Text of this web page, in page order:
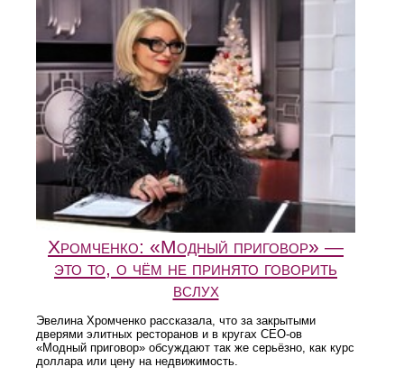
Хромченко: «Модный приговор» —
это то, о чём не принято говорить
вслух
Эвелина Хромченко рассказала, что за закрытыми
дверями элитных ресторанов и в кругах CEO-ов
«Модный приговор» обсуждают так же серьёзно, как курс
доллара или цену на недвижимость.